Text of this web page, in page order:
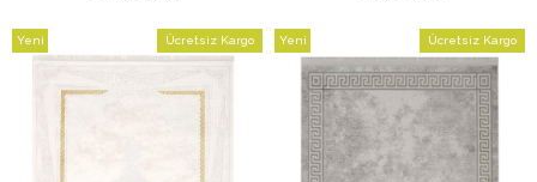
Ücretsiz Kargo
Yeni
Ücretsiz Kargo
Yeni
Ürün